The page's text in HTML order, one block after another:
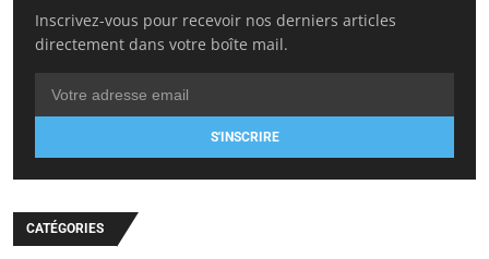
Inscrivez-vous pour recevoir nos derniers articles
directement dans votre boîte mail.
S'INSCRIRE
CATÉGORIES